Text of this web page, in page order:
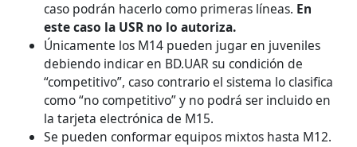
caso podrán hacerlo como primeras líneas. En
este caso la USR no lo autoriza.
Únicamente los M14 pueden jugar en juveniles
debiendo indicar en BD.UAR su condición de
“competitivo”, caso contrario el sistema lo clasifica
como “no competitivo” y no podrá ser incluido en
la tarjeta electrónica de M15.
Se pueden conformar equipos mixtos hasta M12.